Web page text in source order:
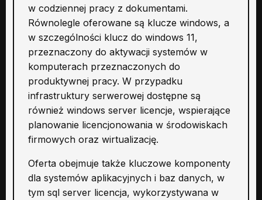
w codziennej pracy z dokumentami.
Równolegle oferowane są klucze windows, a
w szczególności klucz do windows 11,
przeznaczony do aktywacji systemów w
komputerach przeznaczonych do
produktywnej pracy. W przypadku
infrastruktury serwerowej dostępne są
również windows server licencje, wspierające
planowanie licencjonowania w środowiskach
firmowych oraz wirtualizację.
Oferta obejmuje także kluczowe komponenty
dla systemów aplikacyjnych i baz danych, w
tym sql server licencja, wykorzystywana w